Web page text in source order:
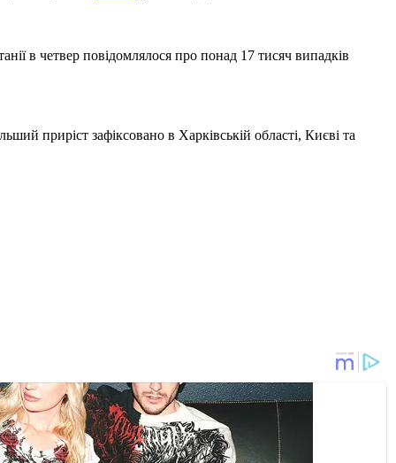
в четвер повідомлялося про понад 17 тисяч випадків
приріст зафіксовано в Харківській області, Києві та